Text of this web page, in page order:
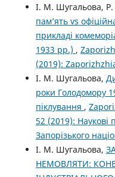
І. М. Шугальова,
пам’ять vs
прикладі
1933 рр.) ,
(2019):
І. М. Шугальова,
роки Голодомору
піклування ,
52 (2019): Наукові
Запорізького
І. М. Шугальова,
НЕМОВЛЯТИ: